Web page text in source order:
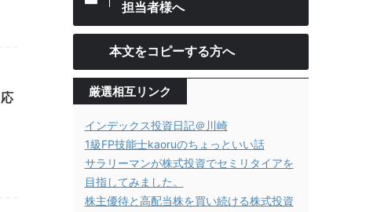
担当者様へ
本文をコピーする方へ
厳選相互リンク
インデックス投資日記＠川崎
1級FP技能士kaoruのちょっといい話
サラリーマンが株式投資でセミリタイアを
目指してみました。
株主優待と高配当株を買い続ける株式投資